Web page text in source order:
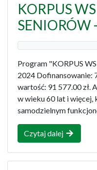
KORPUS
SENIORÓW
Program "KORPUS
2024 Dofinansowanie:
wartość: 91 577.00 zł.
w wieku 60 lat i
samodzielnym
Czytaj dalej